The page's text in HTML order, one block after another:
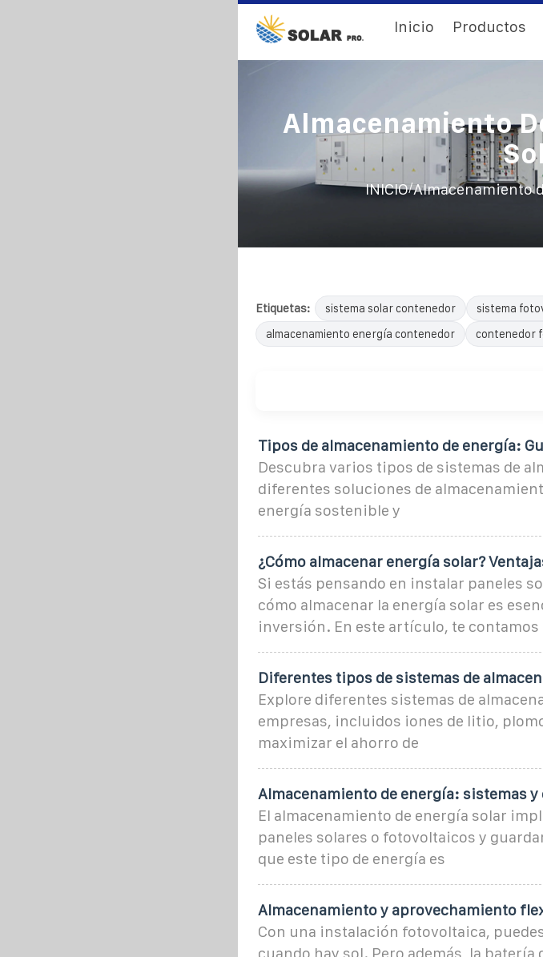
Inicio Productos
Almacenamiento
INICIO/Almacenamiento
Etiquetas: sistema solar contenedor
sistema
almacenamiento energía contenedor
contenedor
Tipos de almacenamiento de energía:
Descubra varios tipos de sistemas de
diferentes soluciones de
energía sostenible y
¿Cómo almacenar energía solar?
Si estás pensando en instalar paneles
cómo almacenar la energía solar es
inversión. En este artículo, te contamos
Diferentes tipos de sistemas de
Explore diferentes sistemas de
empresas, incluidos iones de litio,
maximizar el ahorro de
Almacenamiento de energía: sistemas
El almacenamiento de energía solar
paneles solares o fotovoltaicos y
que este tipo de energía es
Almacenamiento y aprovechamiento
Con una instalación fotovoltaica,
cuando hay sol. Pero además, la